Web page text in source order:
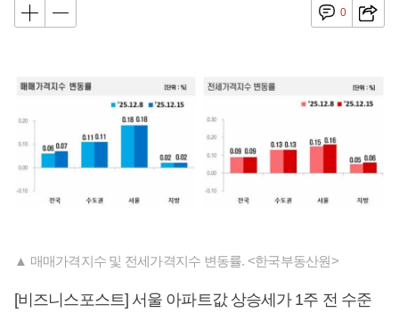
0
▲ 매매가격지수 및 전세가격지수 변동률. <한국부동산원>
[비즈니스포스트] 서울 아파트값 상승세가 1주 전 수준